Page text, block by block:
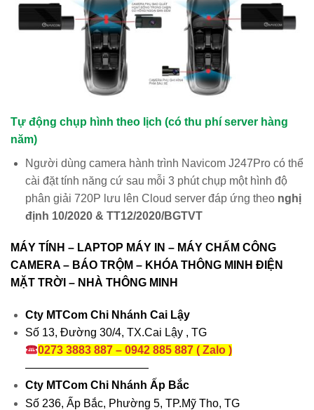
Tự động chụp hình theo lịch (có thu phí server hàng
năm)
Người dùng camera hành trình Navicom J247Pro có thể
cài đặt tính năng cứ sau mỗi 3 phút chụp một hình độ
phân giải 720P lưu lên Cloud server đáp ứng theo nghị
định 10/2020 & TT12/2020/BGTVT
MÁY TÍNH – LAPTOP MÁY IN – MÁY CHẤM CÔNG
CAMERA – BÁO TRỘM – KHÓA THÔNG MINH ĐIỆN
MẶT TRỜI – NHÀ THÔNG MINH
Cty MTCom Chi Nhánh Cai Lậy
Số 13, Đường 30/4, TX.Cai Lậy , TG
0273 3883 887 – 0942 885 887 ( Zalo )
———————————
Cty MTCom Chi Nhánh Ấp Bắc
Số 236, Ấp Bắc, Phường 5, TP.Mỹ Tho, TG